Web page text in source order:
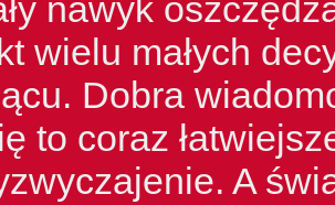
nawyk
wielu małych
Dobra
to coraz
A